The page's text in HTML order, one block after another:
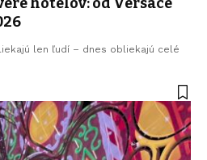
len ľudí – dnes obliekajú celé